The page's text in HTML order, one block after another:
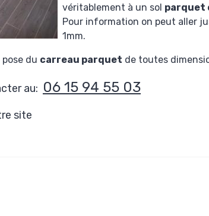
véritablement à un sol parquet
Pour information on peut aller
1mm.
du carreau parquet de toutes
au: 06 15 94 55 03
site